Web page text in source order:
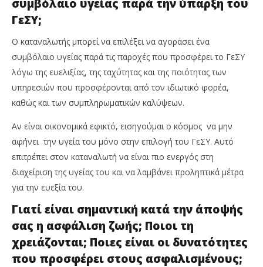
συμβόλαιο υγείας παρά την ύπαρξη του
ΓεΣΥ;
Ο καταναλωτής μπορεί να επιλέξει να αγοράσει ένα
συμβόλαιο υγείας παρά τις παροχές που προσφέρει το ΓεΣΥ
λόγω της ευελιξίας, της ταχύτητας και της ποιότητας των
υπηρεσιών που προσφέρονται από τον ιδιωτικό φορέα,
καθώς και των συμπληρωματικών καλύψεων.
Αν είναι οικονομικά εφικτό, εισηγούμαι ο κόσμος να μην
αφήνει την υγεία του μόνο στην επιλογή του ΓεΣΥ. Αυτό
επιτρέπει στον καταναλωτή να είναι πιο ενεργός στη
διαχείριση της υγείας του και να λαμβάνει προληπτικά μέτρα
για την ευεξία του.
Γιατί είναι σημαντική κατά την άποψής
σας η ασφάλιση ζωής; Ποιοι τη
χρειάζονται; Ποιες είναι οι δυνατότητες
που προσφέρει στους ασφαλισμένους;